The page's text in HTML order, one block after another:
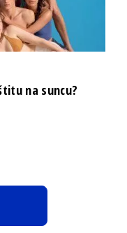
na suncu?